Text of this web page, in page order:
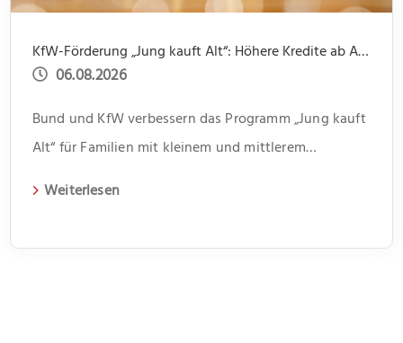
KfW-Förderung „Jung kauft Alt“: Höhere Kredite ab August 2026
06.08.2026
Bund und KfW verbessern das Programm „Jung kauft
Alt“ für Familien mit kleinem und mittlerem
Weiterlesen